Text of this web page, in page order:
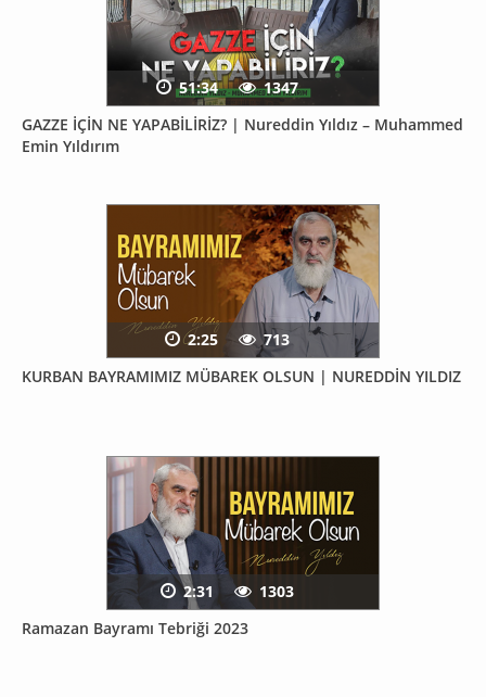
GAZZE İÇİN NE YAPABİLİRİZ? | Nureddin Yıldız – Muhammed
Emin Yıldırım
51:34 1347
KURBAN BAYRAMIMIZ MÜBAREK OLSUN | NUREDDİN YILDIZ
2:25 713
Ramazan Bayramı Tebriği 2023
2:31 1303